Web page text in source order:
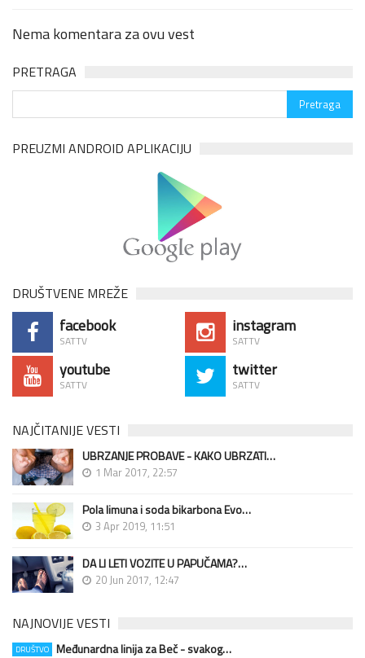
Nema komentara za ovu vest
PRETRAGA
PREUZMI ANDROID APLIKACIJU
DRUŠTVENE MREŽE
facebook
SATTV
instagram
SATTV
youtube
SATTV
twitter
SATTV
NAJČITANIJE VESTI
UBRZANJE PROBAVE - KAKO UBRZATI…
1 Mar 2017, 22:57
Pola limuna i soda bikarbona Evo…
3 Apr 2019, 11:51
DA LI LETI VOZITE U PAPUČAMA?…
20 Jun 2017, 12:47
NAJNOVIJE VESTI
DRUŠTVO Međunardna linija za Beč - svakog…